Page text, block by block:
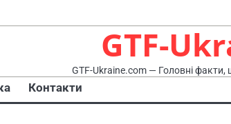
GTF-
GTF-Ukraine.com — Головні
Контакти